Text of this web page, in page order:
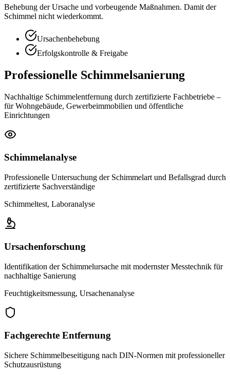
Behebung der Ursache und vorbeugende Maßnahmen. Damit der
Schimmel nicht wiederkommt.
Ursachenbehebung
Erfolgskontrolle & Freigabe
Professionelle Schimmelsanierung
Nachhaltige Schimmelentfernung durch zertifizierte Fachbetriebe –
für Wohngebäude, Gewerbeimmobilien und öffentliche
Einrichtungen
Schimmelanalyse
Professionelle Untersuchung der Schimmelart und Befallsgrad durch
zertifizierte Sachverständige
Schimmeltest, Laboranalyse
Ursachenforschung
Identifikation der Schimmelursache mit modernster Messtechnik für
nachhaltige Sanierung
Feuchtigkeitsmessung, Ursachenanalyse
Fachgerechte Entfernung
Sichere Schimmelbeseitigung nach DIN-Normen mit professioneller
Schutzausrüstung